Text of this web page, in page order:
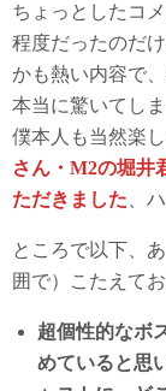
ちょっとしたコ
程度だったのだ
かも熱い内容で
本当に驚いてしま
僕本人も当然楽
さん・M2の堀井
ただきました 、
ところで以下、
囲で）こたえて
超個性的なボ
めていると思